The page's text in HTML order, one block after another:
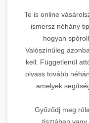
Te is online
ismersz néhány
hogyan
Valószínűleg
kell. Függetlenül
olvass tovább
amelyek
Győződj meg
tisztában